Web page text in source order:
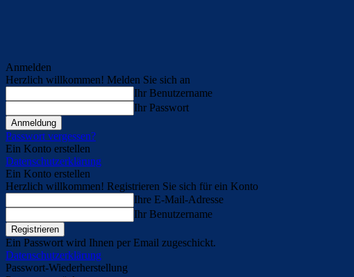
Anmelden
Herzlich willkommen! Melden Sie sich an
Ihr Benutzername
Ihr Passwort
Passwort vergessen?
Ein Konto erstellen
Datenschutzerklärung
Ein Konto erstellen
Herzlich willkommen! Registrieren Sie sich für ein Konto
Ihre E-Mail-Adresse
Ihr Benutzername
Ein Passwort wird Ihnen per Email zugeschickt.
Datenschutzerklärung
Passwort-Wiederherstellung